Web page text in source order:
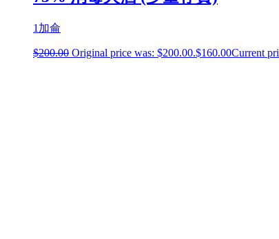
1加侖
$200.00 Original price was: $200.00.$160.00Current